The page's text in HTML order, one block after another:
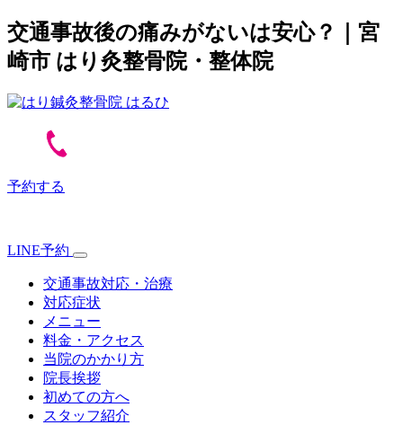
交通事故後の痛みがないは安心？｜宮
崎市 はり灸整骨院・整体院
予約する
LINE予約
交通事故対応・治療
対応症状
メニュー
料金・アクセス
当院のかかり方
院長挨拶
初めての方へ
スタッフ紹介